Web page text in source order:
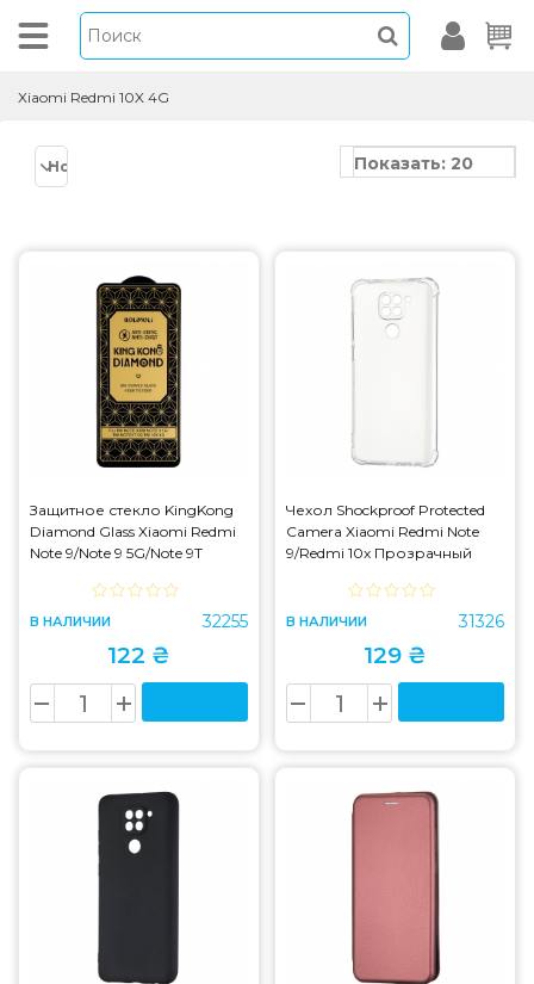
Xiaomi Redmi 10X 4G
Новинки Показать: 20
Защитное стекло KingKong
Diamond Glass Xiaomi Redmi
Note 9/Note 9 5G/Note 9T
В НАЛИЧИИ 32255
122 ₴
Чехол Shockproof Protected
Camera Xiaomi Redmi Note
9/Redmi 10x Прозрачный
В НАЛИЧИИ 31326
129 ₴